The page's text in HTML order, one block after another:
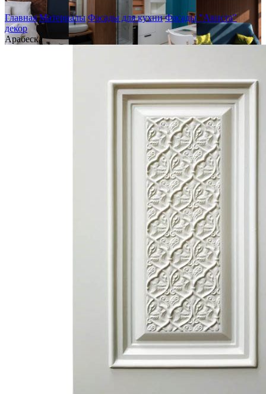
Главная Материалы Фасады для кухни Фасады "Ависта"
декор
Арабеска